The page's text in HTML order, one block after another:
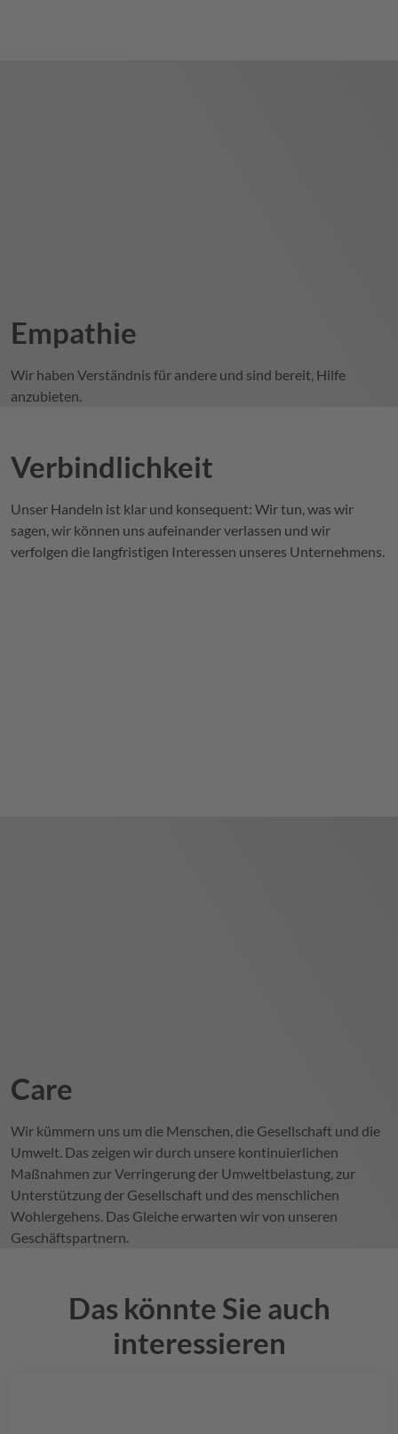
Empathie
Wir haben Verständnis für andere und sind bereit, Hilfe
anzubieten.
Verbindlichkeit
Unser Handeln ist klar und konsequent: Wir tun, was wir
sagen, wir können uns aufeinander verlassen und wir
verfolgen die langfristigen Interessen unseres Unternehmens.
Care
Wir kümmern uns um die Menschen, die Gesellschaft und die
Umwelt. Das zeigen wir durch unsere kontinuierlichen
Maßnahmen zur Verringerung der Umweltbelastung, zur
Unterstützung der Gesellschaft und des menschlichen
Wohlergehens. Das Gleiche erwarten wir von unseren
Geschäftspartnern.
Das könnte Sie auch
interessieren